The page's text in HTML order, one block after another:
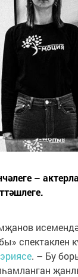
–
спектаклен
. – Бу